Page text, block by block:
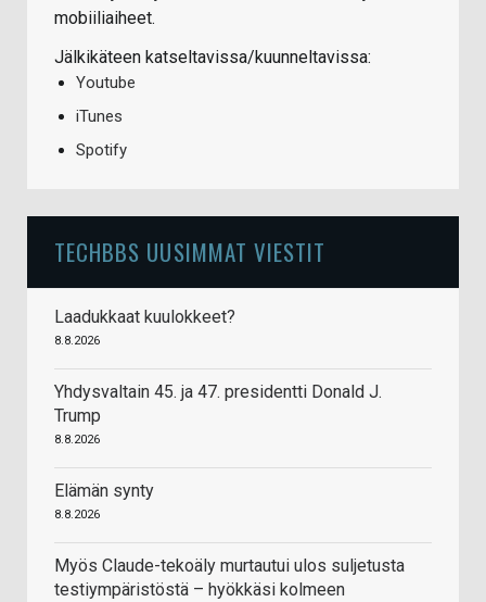
mobiiliaiheet.
Jälkikäteen katseltavissa/kuunneltavissa:
Youtube
iTunes
Spotify
TECHBBS UUSIMMAT VIESTIT
Laadukkaat kuulokkeet?
8.8.2026
Yhdysvaltain 45. ja 47. presidentti Donald J.
Trump
8.8.2026
Elämän synty
8.8.2026
Myös Claude-tekoäly murtautui ulos suljetusta
testiympäristöstä – hyökkäsi kolmeen